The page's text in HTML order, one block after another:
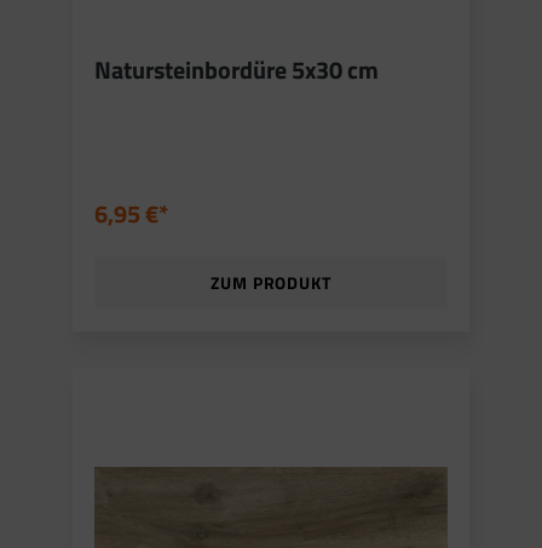
Natursteinbordüre 5x30 cm
6,95 €*
ZUM PRODUKT